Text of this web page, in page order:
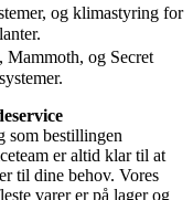
og klimastyring for
Mammoth, og Secret
som bestillingen
er altid klar til at
til dine behov. Vores
varer er på lager og